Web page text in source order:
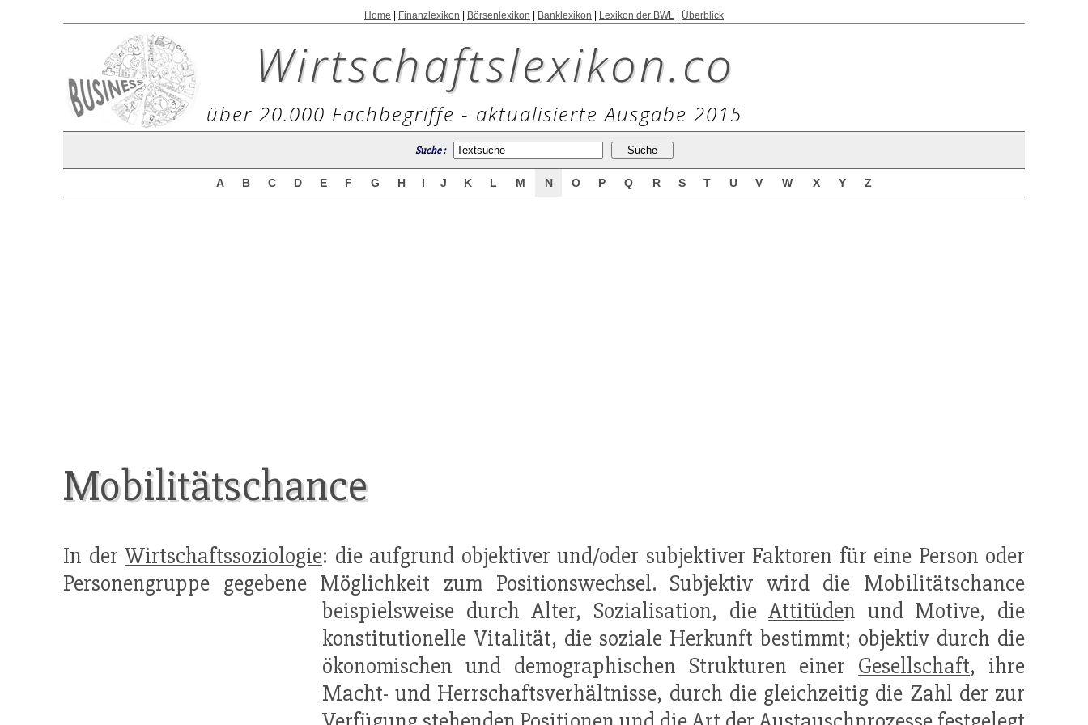
Home Finanzlexikon Börsenlexikon Banklexikon Lexikon der BWL Überblick
Wirtschaftslexikon.co
über 20.000 Fachbegriffe - aktualisierte Ausgabe 2015
Suche :
A B C D E F G H I J K L M N O P Q R S T U V W X Y Z
Mobilitätschance
In der Wirtschaftssoziologie: die aufgrund objektiver und/oder subjektiver Faktoren für eine Person oder
Personengruppe gegebene Möglichkeit zum Positionswechsel. Subjektiv wird die Mobilitätschance
beispielsweise durch Alter, Sozialisation, dieAttitüden und Motive, die
konstitutionelle Vitalität, die soziale Herkunft bestimmt; objektiv durch die
ökonomischen und demographischen Strukturen einer Gesellschaft, ihre
Macht- und Herrschaftsverhältnisse, durch die gleichzeitig die Zahl der zur